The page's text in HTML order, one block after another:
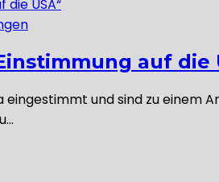
auf die
und sind zu einem